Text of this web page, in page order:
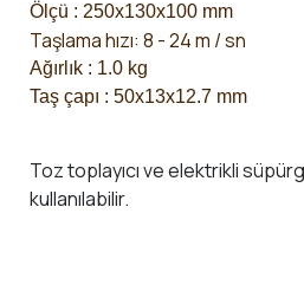
Ölçü : 250x130x100 mm
Taşlama hızı: 8 - 24 m / sn
Ağırlık : 1.0 kg
Taş çapı : 50x13x12.7 mm
Toz toplayıcı ve elektrikli
kullanılabilir.